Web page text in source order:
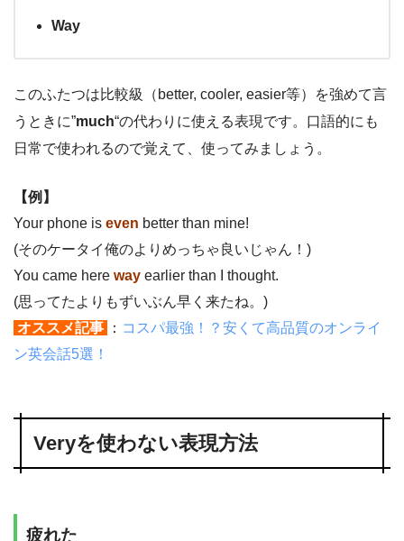
Way
このふたつは比較級（better, cooler, easier等）を強めて言
うときに”much“の代わりに使える表現です。口語的にも
日常で使われるので覚えて、使ってみましょう。
【例】
Your phone is even better than mine!
(そのケータイ俺のよりめっちゃ良いじゃん！)
You came here way earlier than I thought.
(思ってたよりもずいぶん早く来たね。)
オススメ記事 ： コスパ最強！？安くて高品質のオンライ
ン英会話5選！
Veryを使わない表現方法
疲れた